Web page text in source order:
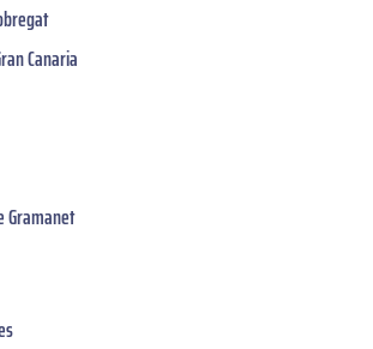
Canaria
Gramanet